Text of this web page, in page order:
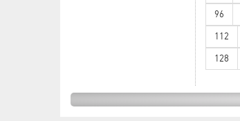
96
112
128